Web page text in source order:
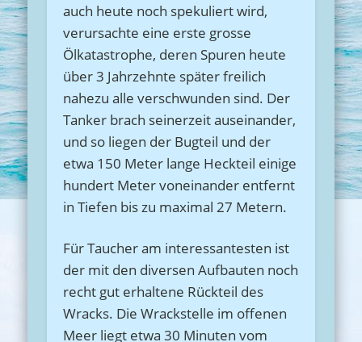
auch heute noch spekuliert wird,
verursachte eine erste grosse
Ölkatastrophe, deren Spuren heute
über 3 Jahrzehnte später freilich
nahezu alle verschwunden sind. Der
Tanker brach seinerzeit auseinander,
und so liegen der Bugteil und der
etwa 150 Meter lange Heckteil einige
hundert Meter voneinander entfernt
in Tiefen bis zu maximal 27 Metern.
Für Taucher am interessantesten ist
der mit den diversen Aufbauten noch
recht gut erhaltene Rückteil des
Wracks. Die Wrackstelle im offenen
Meer liegt etwa 30 Minuten vom